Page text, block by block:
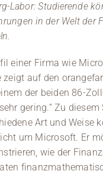
Labor: Studierende
in der Welt der
einer Firma wie
zeigt auf den
der beiden 86-
gering.“ Zu
Art und Weise
um Microsoft. Er
wie der